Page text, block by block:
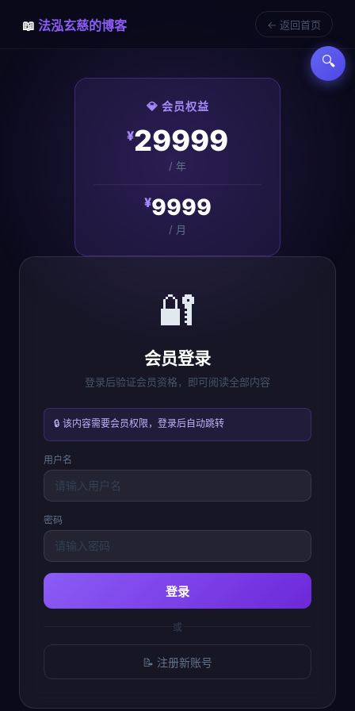
📖 法泓玄慈的博客 ← 返回首页
💎 会员权益
¥29999
/ 年
¥9999
/ 月
🔐
会员登录
登录后验证会员资格，即可阅读全部内容
🔒 该内容需要会员权限，登录后自动跳转
用户名
密码
登录
或
📝 注册新账号
🔍